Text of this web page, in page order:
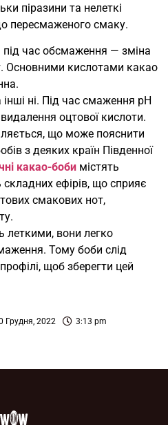
піразини та нелеткі
пересмаженого смаку.
час обсмаження — зміна
Основними кислотами какао
ні. Під час смаження рН
оцтової кислоти.
що може пояснити
з деяких країн Південної
какао-боби містять
складних ефірів, що сприяє
смакових нот,
леткими, вони легко
Тому боби слід
щоб зберегти цей
Грудня, 2022 3:13 pm